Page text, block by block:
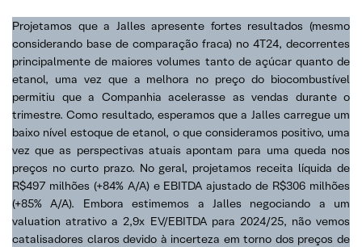
Projetamos que a Jalles apresente fortes resultados (mesmo
considerando base de comparação fraca) no 4T24, decorrentes
principalmente de maiores volumes tanto de açúcar quanto de
etanol, uma vez que a melhora no preço do biocombustível
permitiu que a Companhia acelerasse as vendas durante o
trimestre. Como resultado, esperamos que a Jalles carregue um
baixo nível estoque de etanol, o que consideramos positivo, uma
vez que as perspectivas atuais apontam para uma queda nos
preços no curto prazo. No geral, projetamos receita líquida de
R$497 milhões (+84% A/A) e EBITDA ajustado de R$306 milhões
(+85% A/A). Embora estimemos a Jalles negociando a um
valuation atrativo a 2,9x EV/EBITDA para 2024/25, não vemos
catalisadores claros devido à incerteza em torno dos preços de